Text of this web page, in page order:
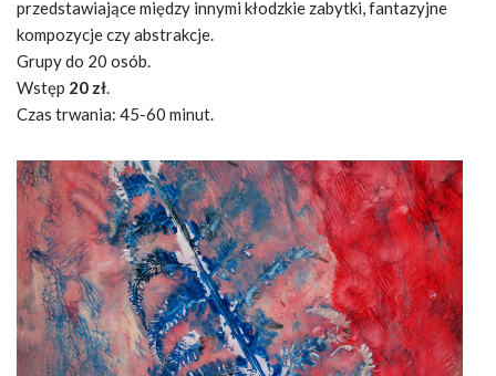
przedstawiające między innymi kłodzkie zabytki, fantazyjne
kompozycje czy abstrakcje.
Grupy do 20 osób.
Wstęp 20 zł
Czas trwania: 45-60 minut.